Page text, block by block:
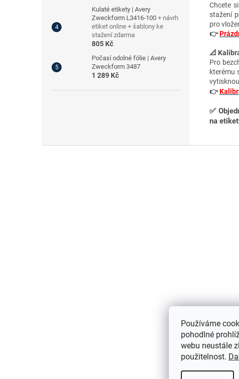
Používáme
pohodlné
webu neustále
použitelnost.
Kulaté etikety | Avery
Zweckform L3416-100 + návrh
etiket online + šablony ke
stažení zdarma
805 Kč
Počasí odolné fólie | Avery
Zweckform 3487
1 289 Kč
Chcete
stažení
pro
👉
📐
Pro
kterému
👉
✅
na